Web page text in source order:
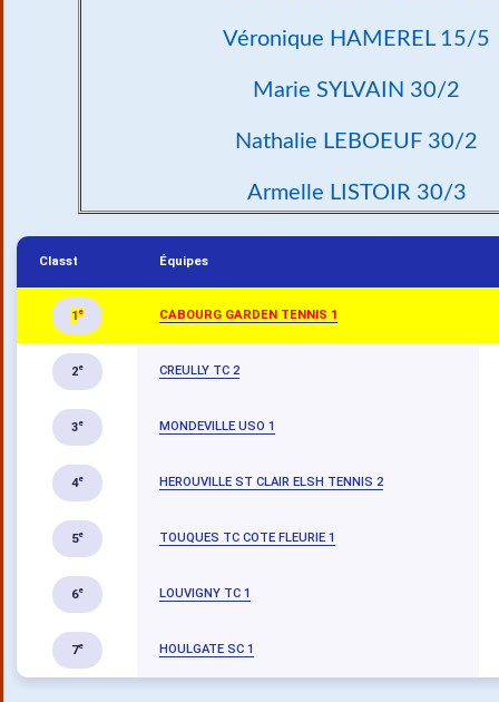
Véronique HAMEREL 15/5
Marie SYLVAIN 30/2
Nathalie LEBOEUF 30/2
Armelle LISTOIR 30/3
Classt Équipes
1 e CABOURG GARDEN TENNIS 1
2e CREULLY TC 2
3e MONDEVILLE USO 1
4e HEROUVILLE ST CLAIR ELSH TENNIS 2
5e TOUQUES TC COTE FLEURIE 1
6e LOUVIGNY TC 1
7e HOULGATE SC 1